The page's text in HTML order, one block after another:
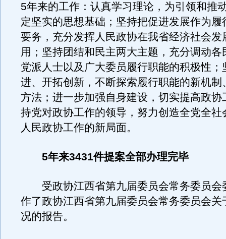
5年来的工作：认真学习理论，为引领和推
定坚实的思想基础；坚持把促进发展作为履
要务，充分发挥人民政协在我省经济社会发
用；坚持团结和民主两大主题，充分调动各
党派人士以及广大委员履行职能的积极性；
进、开拓创新，不断探索履行职能的新机制
方法；进一步加强自身建设，切实提高政协
持党对政协工作的领导，努力创造全党全社
人民政协工作的新局面。
5年来3431件提案全部办理完毕
受政协江西省第九届委员会常务委员会
作了政协江西省第九届委员会常务委员会关
况的报告。